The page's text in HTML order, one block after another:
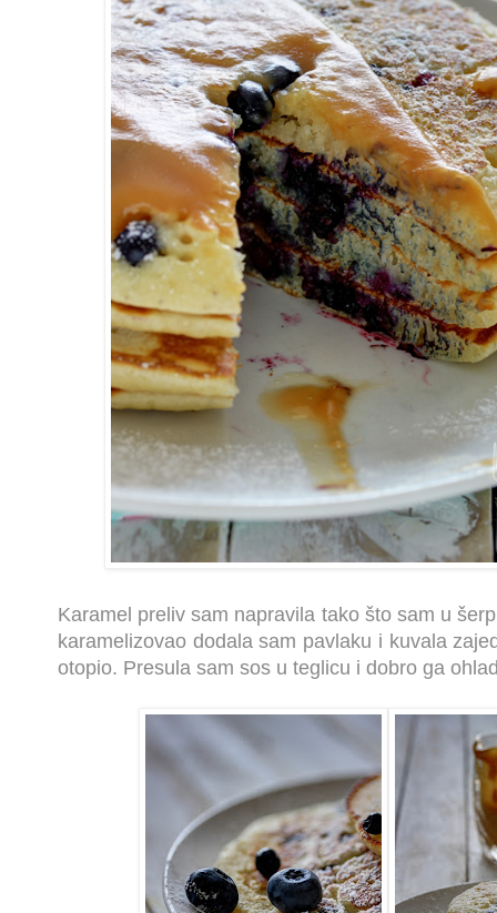
Karamel preliv sam napravila tako što sam u
karamelizovao dodala sam pavlaku i kuvala
otopio. Presula sam sos u teglicu i dobro ga